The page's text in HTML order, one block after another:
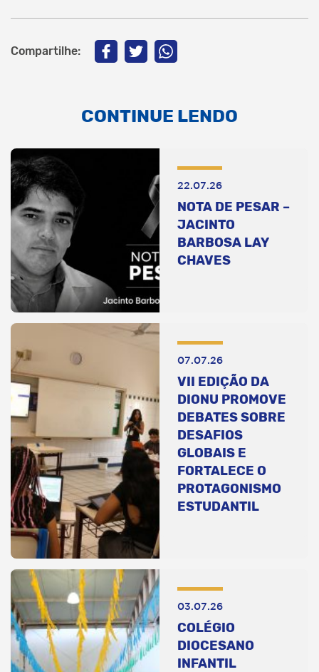
Compartilhe:
CONTINUE LENDO
22.07.26
NOTA DE PESAR –
JACINTO
BARBOSA LAY
CHAVES
07.07.26
VII EDIÇÃO DA
DIONU PROMOVE
DEBATES SOBRE
DESAFIOS
GLOBAIS E
FORTALECE O
PROTAGONISMO
ESTUDANTIL
03.07.26
COLÉGIO
DIOCESANO
INFANTIL